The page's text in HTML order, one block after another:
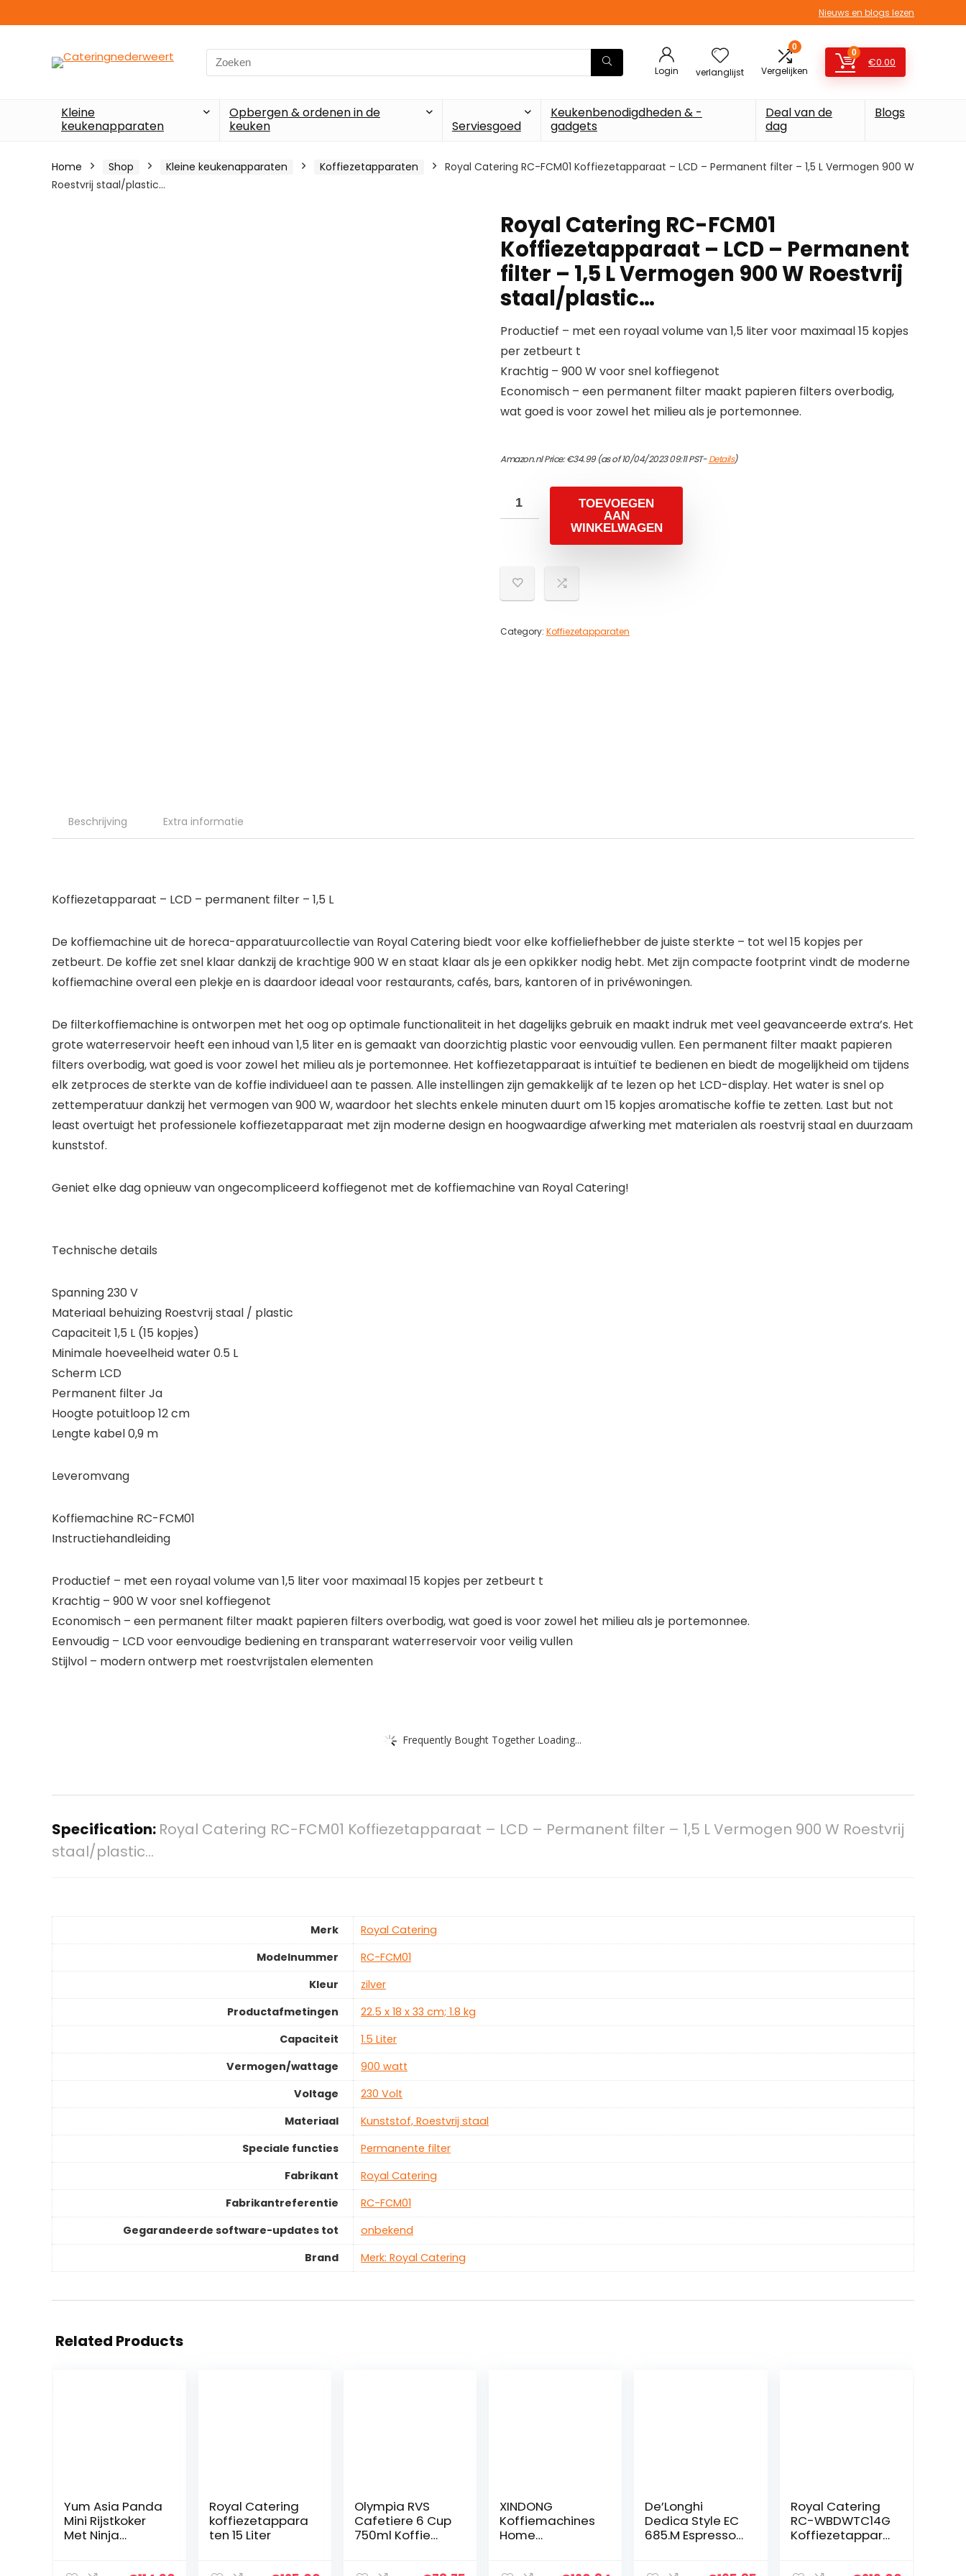
Nieuws en blogs lezen
Search
for:
Login verlanglijst
0
Vergelijken
0
€0.00
Kleine
keukenapparaten
Opbergen & ordenen in de
keuken
Serviesgoed
Keukenbenodigdheden & -
gadgets
Deal van de
dag
Blogs
Home Shop Kleine keukenapparaten Koffiezetapparaten
Royal Catering RC-FCM01 Koffiezetapparaat – LCD – Permanent filter – 1,5 L Vermogen 900 W
Roestvrij staal/plastic…
Royal Catering RC-FCM01
Koffiezetapparaat – LCD – Permanent
filter – 1,5 L Vermogen 900 W Roestvrij
staal/plastic…
Productief – met een royaal volume van 1,5 liter voor maximaal 15 kopjes
per zetbeurt t
Krachtig – 900 W voor snel koffiegenot
Economisch – een permanent filter maakt papieren filters overbodig,
wat goed is voor zowel het milieu als je portemonnee.
Amazon.nl Price:€34.99(as of 10/04/2023 09:11 PST-Details)
TOEVOEGEN
AAN
WINKELWAGEN
Category: Koffiezetapparaten
Beschrijving Extra informatie
Koffiezetapparaat – LCD – permanent filter – 1,5 L
De koffiemachine uit de horeca-apparatuurcollectie van Royal Catering biedt voor elke koffieliefhebber de juiste sterkte – tot wel 15 kopjes per
zetbeurt. De koffie zet snel klaar dankzij de krachtige 900 W en staat klaar als je een opkikker nodig hebt. Met zijn compacte footprint vindt de moderne
koffiemachine overal een plekje en is daardoor ideaal voor restaurants, cafés, bars, kantoren of in privéwoningen.
De filterkoffiemachine is ontworpen met het oog op optimale functionaliteit in het dagelijks gebruik en maakt indruk met veel geavanceerde extra’s. Het
grote waterreservoir heeft een inhoud van 1,5 liter en is gemaakt van doorzichtig plastic voor eenvoudig vullen. Een permanent filter maakt papieren
filters overbodig, wat goed is voor zowel het milieu als je portemonnee. Het koffiezetapparaat is intuïtief te bedienen en biedt de mogelijkheid om tijdens
elk zetproces de sterkte van de koffie individueel aan te passen. Alle instellingen zijn gemakkelijk af te lezen op het LCD-display. Het water is snel op
zettemperatuur dankzij het vermogen van 900 W, waardoor het slechts enkele minuten duurt om 15 kopjes aromatische koffie te zetten. Last but not
least overtuigt het professionele koffiezetapparaat met zijn moderne design en hoogwaardige afwerking met materialen als roestvrij staal en duurzaam
kunststof.
Geniet elke dag opnieuw van ongecompliceerd koffiegenot met de koffiemachine van Royal Catering!
Technische details
Spanning 230 V
Materiaal behuizing Roestvrij staal / plastic
Capaciteit 1,5 L (15 kopjes)
Minimale hoeveelheid water 0.5 L
Scherm LCD
Permanent filter Ja
Hoogte potuitloop 12 cm
Lengte kabel 0,9 m
Leveromvang
Koffiemachine RC-FCM01
Instructiehandleiding
Productief – met een royaal volume van 1,5 liter voor maximaal 15 kopjes per zetbeurt t
Krachtig – 900 W voor snel koffiegenot
Economisch – een permanent filter maakt papieren filters overbodig, wat goed is voor zowel het milieu als je portemonnee.
Eenvoudig – LCD voor eenvoudige bediening en transparant waterreservoir voor veilig vullen
Stijlvol – modern ontwerp met roestvrijstalen elementen
Frequently Bought Together Loading...
Specification: Royal Catering RC-FCM01 Koffiezetapparaat – LCD – Permanent filter – 1,5 L Vermogen 900 W Roestvrij
staal/plastic…
Merk
‎Royal Catering
Modelnummer
‎RC-FCM01
Kleur
‎zilver
Productafmetingen
‎22.5 x 18 x 33 cm; 1.8 kg
Capaciteit
‎1.5 Liter
Vermogen/wattage
‎900 watt
Voltage
‎230 Volt
Materiaal
‎Kunststof, Roestvrij staal
Speciale functies
‎Permanente filter
Fabrikant
‎Royal Catering
Fabrikantreferentie
‎RC-FCM01
Gegarandeerde software-updates tot
‎onbekend
Brand
Merk: Royal Catering
Related Products
Yum Asia Panda
Mini Rijstkoker
Met Ninja
Royal Catering
koffiezetappara
ten 15 Liter
Olympia RVS
Cafetiere 6 Cup
750ml Koffie
XINDONG
Koffiemachines
Home
De’Longhi
Dedica Style EC
685.M Espresso
Royal Catering
RC-WBDWTC14G
Koffiezetappara